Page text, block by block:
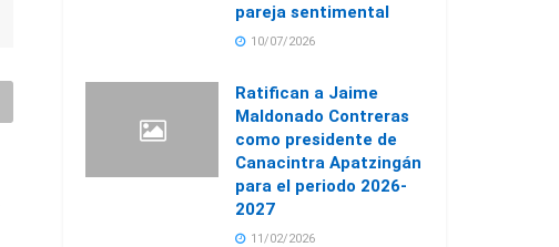
pareja sentimental
10/07/2026
Ratifican a Jaime
Maldonado Contreras
como presidente de
Canacintra Apatzingán
para el periodo 2026-
2027
11/02/2026